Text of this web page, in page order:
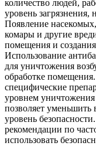
количество людей,
уровень
Появление
комары и другие
помещения и
Использование
для уничтожения
обработке
специфические
уровнем
позволяет уменьшить
уровень
рекомендации по
использовать